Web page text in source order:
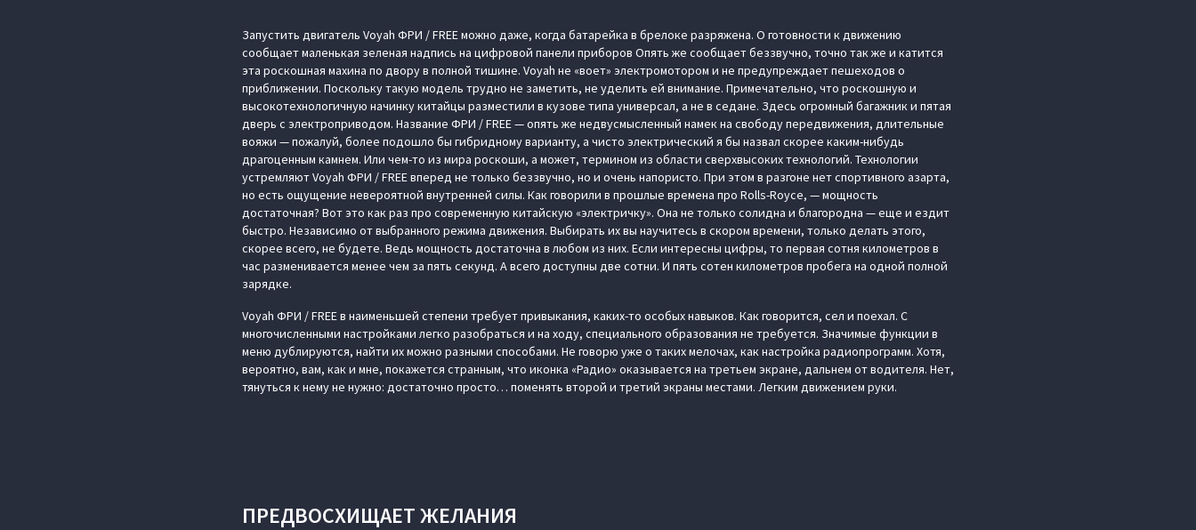
Запустить двигатель Voyah ФРИ / FREE можно даже, когда батарейка в брелоке разряжена. О готовности к движению
сообщает маленькая зеленая надпись на цифровой панели приборов Опять же сообщает беззвучно, точно так же и катится
эта роскошная махина по двору в полной тишине. Voyah не «воет» электромотором и не предупреждает пешеходов о
приближении. Поскольку такую модель трудно не заметить, не уделить ей внимание. Примечательно, что роскошную и
высокотехнологичную начинку китайцы разместили в кузове типа универсал, а не в седане. Здесь огромный багажник и пятая
дверь с электроприводом. Название ФРИ / FREE — опять же недвусмысленный намек на свободу передвижения, длительные
вояжи — пожалуй, более подошло бы гибридному варианту, а чисто электрический я бы назвал скорее каким-нибудь
драгоценным камнем. Или чем-то из мира роскоши, а может, термином из области сверхвысоких технологий. Технологии
устремляют Voyah ФРИ / FREE вперед не только беззвучно, но и очень напористо. При этом в разгоне нет спортивного азарта,
но есть ощущение невероятной внутренней силы. Как говорили в прошлые времена про Rolls-Royce, — мощность
достаточная? Вот это как раз про современную китайскую «электричку». Она не только солидна и благородна — еще и ездит
быстро. Независимо от выбранного режима движения. Выбирать их вы научитесь в скором времени, только делать этого,
скорее всего, не будете. Ведь мощность достаточна в любом из них. Если интересны цифры, то первая сотня километров в
час разменивается менее чем за пять секунд. А всего доступны две сотни. И пять сотен километров пробега на одной полной
зарядке.
Voyah ФРИ / FREE в наименьшей степени требует привыкания, каких-то особых навыков. Как говорится, сел и поехал. С
многочисленными настройками легко разобраться и на ходу, специального образования не требуется. Значимые функции в
меню дублируются, найти их можно разными способами. Не говорю уже о таких мелочах, как настройка радиопрограмм. Хотя,
вероятно, вам, как и мне, покажется странным, что иконка «Радио» оказывается на третьем экране, дальнем от водителя. Нет,
тянуться к нему не нужно: достаточно просто… поменять второй и третий экраны местами. Легким движением руки.
ПРЕДВОСХИЩАЕТ ЖЕЛАНИЯ